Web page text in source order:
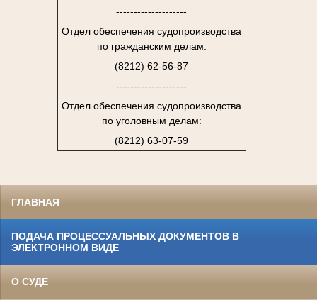
--------------------
Отдел обеспечения судопроизводства
по гражданским делам:
(8212) 62-56-87
--------------------
Отдел обеспечения судопроизводства
по уголовным делам:
(8212) 63-07-59
ГЛАВНАЯ
ПОДАЧА ПРОЦЕССУАЛЬНЫХ ДОКУМЕНТОВ В
ЭЛЕКТРОННОМ ВИДЕ
О СУДЕ